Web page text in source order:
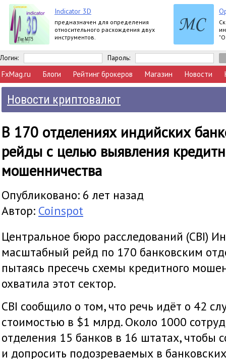
Indicator 3D
предназначен для определения
относительного расхождения двух
инструментов.
Логин: Пароль:
FxMag.ru Блоги Рейтинг брокеров Магазин Новости
Новости криптовалют
В 170 отделениях индийских
рейды с целью выявления
мошенничества
Опубликовано: 6 лет назад
Автор: Coinspot
Центральное бюро расследований (CBI)
масштабный рейд по 170 банковским
пытаясь пресечь схемы кредитного
охватила этот сектор.
CBI сообщило о том, что речь идёт о 42
стоимостью в $1 млрд. Около 1000
отделения 15 банков в 16 штатах, чтобы
и допросить подозреваемых в